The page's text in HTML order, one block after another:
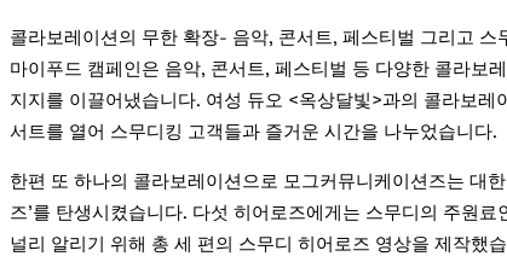
콜라보레이션의 무한 확장- 음악, 콘서트, 페스티벌 그리고 스
마이푸드 캠페인은 음악, 콘서트, 페스티벌 등 다양한 콜라보
지지를 이끌어냈습니다. 여성 듀오 <옥상달빛>과의 콜라보
서트를 열어 스무디킹 고객들과 즐거운 시간을 나누었습니다.
한편 또 하나의 콜라보레이션으로 모그커뮤니케이션즈는
즈’를 탄생시켰습니다. 다섯 히어로즈에게는 스무디의 주원
널리 알리기 위해 총 세 편의 스무디 히어로즈 영상을 제작했